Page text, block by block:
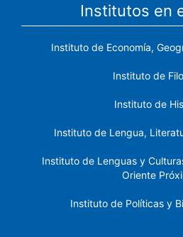
Institutos en
Instituto de Economía,
Instituto de
Instituto de
Instituto de Lengua,
Instituto de Lenguas y
Oriente
Instituto de Políticas y